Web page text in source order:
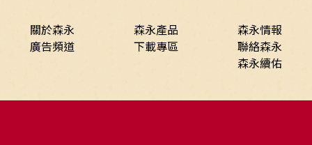
關於森永 森永產品
森永情報
廣告頻道
下載專區
聯絡森永
森永續佑